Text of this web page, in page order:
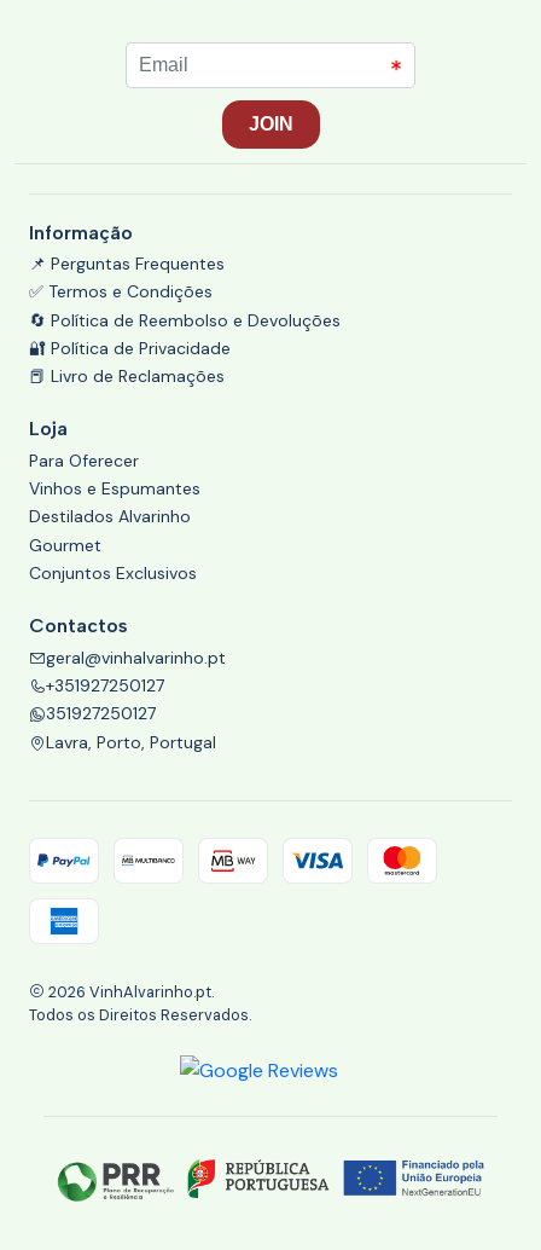
Informação
📌 Perguntas Frequentes
✅ Termos e Condições
🔄 Política de Reembolso e Devoluções
🔐 Política de Privacidade
📕 Livro de Reclamações
Loja
Para Oferecer
Vinhos e Espumantes
Destilados Alvarinho
Gourmet
Conjuntos Exclusivos
Contactos
geral@vinhalvarinho.pt
+351927250127
351927250127
Lavra, Porto, Portugal
2026 VinhAlvarinho.pt.
Todos os Direitos Reservados.